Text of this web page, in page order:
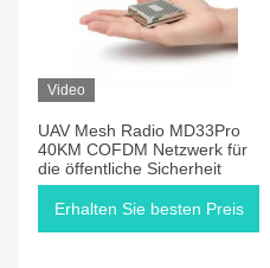
Video
UAV Mesh Radio MD33Pro
40KM COFDM Netzwerk für
die öffentliche Sicherheit
Erhalten Sie besten Preis